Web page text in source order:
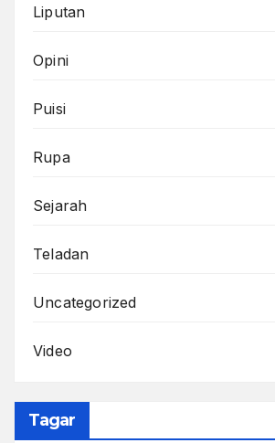
Liputan
Opini
Puisi
Rupa
Sejarah
Teladan
Uncategorized
Video
Tagar